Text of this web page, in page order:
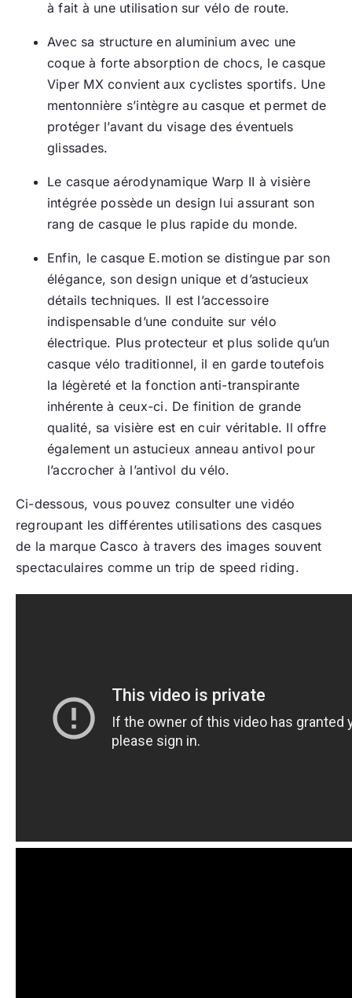
à fait à une utilisation sur vélo de route.
Avec sa structure en aluminium avec une
coque à forte absorption de chocs, le casque
Viper MX convient aux cyclistes sportifs. Une
mentonnière s’intègre au casque et permet de
protéger l’avant du visage des éventuels
glissades.
Le casque aérodynamique Warp II à visière
intégrée possède un design lui assurant son
rang de casque le plus rapide du monde.
Enfin, le casque E.motion se distingue par son
élégance, son design unique et d’astucieux
détails techniques. Il est l’accessoire
indispensable d’une conduite sur vélo
électrique. Plus protecteur et plus solide qu’un
casque vélo traditionnel, il en garde toutefois
la légèreté et la fonction anti-transpirante
inhérente à ceux-ci. De finition de grande
qualité, sa visière est en cuir véritable. Il offre
également un astucieux anneau antivol pour
l’accrocher à l’antivol du vélo.
Ci-dessous, vous pouvez consulter une vidéo
regroupant les différentes utilisations des casques
de la marque Casco à travers des images souvent
spectaculaires comme un trip de speed riding.